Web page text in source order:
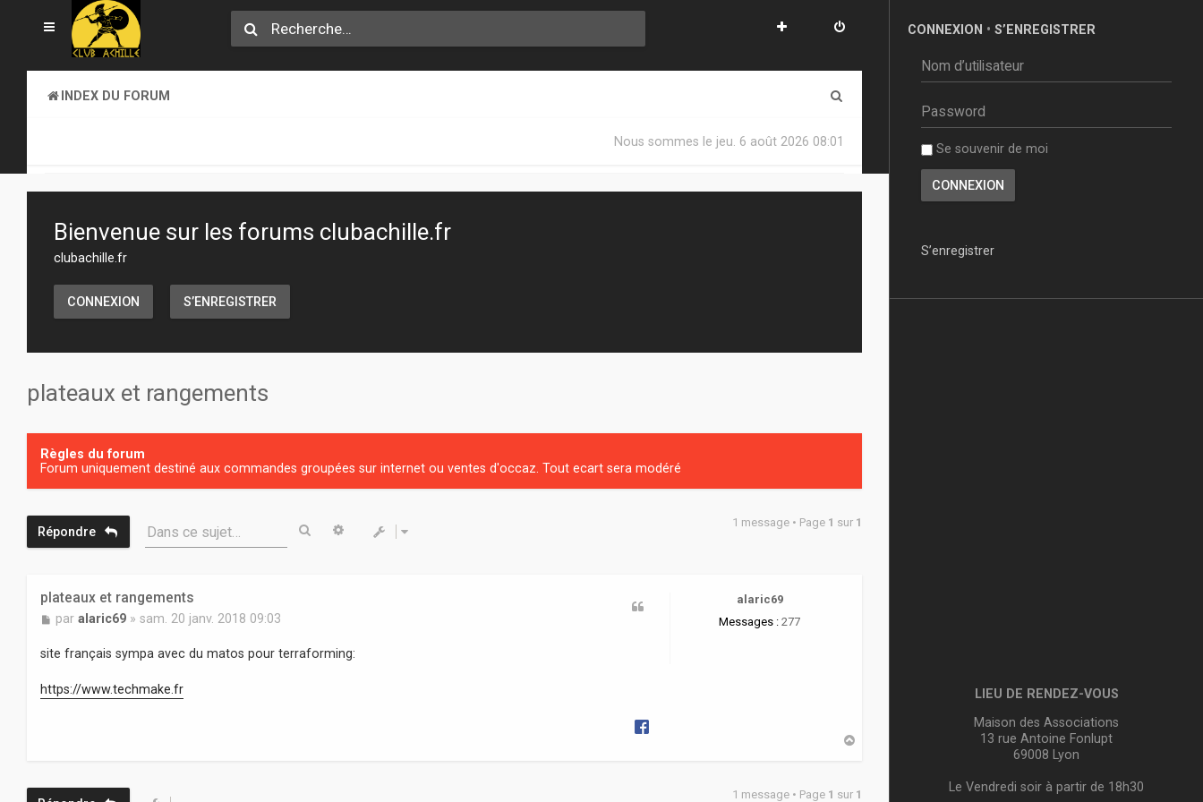
INDEX DU FORUM
Nous sommes le jeu. 6 août 2026 08:01
Bienvenue sur les forums clubachille.fr
clubachille.fr
CONNEXION S’ENREGISTRER
plateaux et rangements
Règles du forum
Forum uniquement destiné aux commandes groupées sur internet ou ventes d'occaz. Tout ecart sera modéré
Répondre Dans ce sujet… RechercherRecherche avancée 1 message • Page 1 sur 1
alaric69
Messages : 277
plateaux et rangements
M
s
s
g
par alaric69» sam. 20 janv. 2018 09:03
site français sympa avec du matos pour terraforming:
https://www.techmake.fr
1 message • Page 1 sur 1
CONNEXION • S’ENREGISTRER
Se souvenir de moi
S’enregistrer
LIEU DE RENDEZ-VOUS
Maison des Associations
13 rue Antoine Fonlupt
69008 Lyon
Le Vendredi soir à partir de 18h30